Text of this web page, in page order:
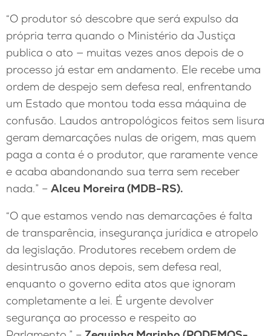
“O produtor só descobre que será expulso da
própria terra quando o Ministério da Justiça
publica o ato — muitas vezes anos depois de o
processo já estar em andamento. Ele recebe uma
ordem de despejo sem defesa real, enfrentando
um Estado que montou toda essa máquina de
confusão. Laudos antropológicos feitos sem lisura
geram demarcações nulas de origem, mas quem
paga a conta é o produtor, que raramente vence
e acaba abandonando sua terra sem receber
nada.” – Alceu Moreira (MDB-RS).
“O que estamos vendo nas demarcações é falta
de transparência, insegurança jurídica e atropelo
da legislação. Produtores recebem ordem de
desintrusão anos depois, sem defesa real,
enquanto o governo edita atos que ignoram
completamente a lei. É urgente devolver
segurança ao processo e respeito ao